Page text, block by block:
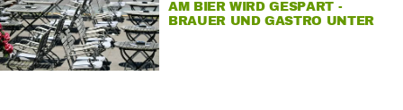
AM BIER WIRD GESPART -
BRAUER UND GASTRO UNTER